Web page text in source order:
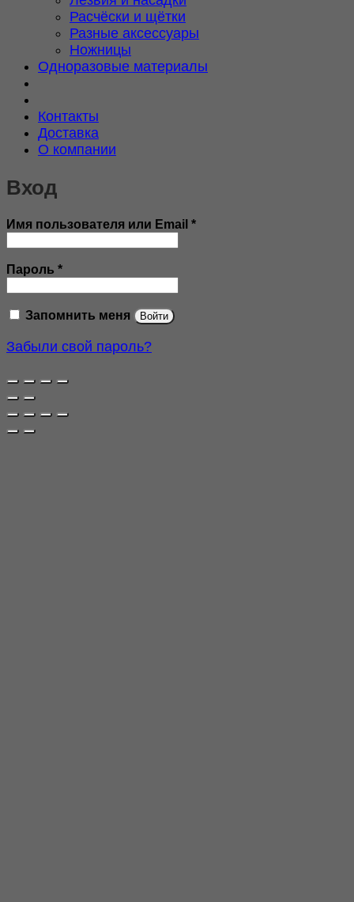
Расчёски и щётки
Разные аксессуары
Ножницы
Одноразовые материалы
Контакты
Доставка
О компании
Вход
Имя пользователя или Email *Обязательно
Пароль *Обязательно
Запомнить меня Войти
Забыли свой пароль?